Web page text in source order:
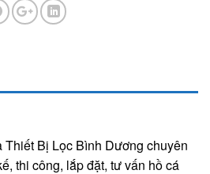
Bị Lọc Bình Dương chuyên
thi công, lắp đặt, tư vấn hồ cá